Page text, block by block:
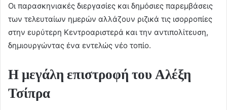
Οι παρασκηνιακές διεργασίες και δημόσιες παρεμβάσεις
των τελευταίων ημερών αλλάζουν ριζικά τις ισορροπίες
στην ευρύτερη Κεντροαριστερά και την αντιπολίτευση,
δημιουργώντας ένα εντελώς νέο τοπίο.
Η μεγάλη επιστροφή του Αλέξη
Τσίπρα